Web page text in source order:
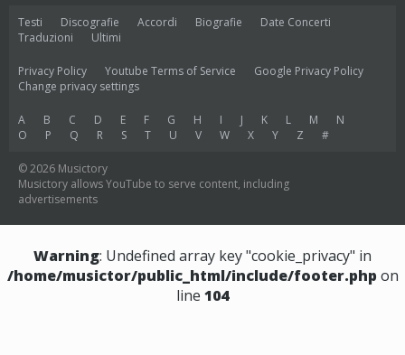
Testi Discografie Accordi Biografie
Date Concerti
Traduzioni
Ultimi
Privacy Policy Youtube Terms of Service
Google Privacy Policy
Change privacy settings
A B C D E F G H I J K L M
N
O
P Q R S T U V W X Y Z #
© 2026 Musictory
Musictory allows YouTube to serve content, including
advertisements
Warning: Undefined array key "cookie_privacy" in
/home/musictor/public_html/include/footer.php on
line 104